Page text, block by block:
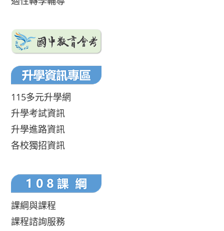
115多元升學網
升學考試資訊
升學進路資訊
各校獨招資訊
課綱與課程
課程諮詢服務